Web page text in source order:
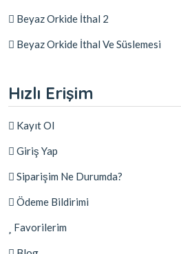
Beyaz Orkide İthal 2
Beyaz Orkide İthal Ve Süslemesi
Hızlı Erişim
Kayıt Ol
Giriş Yap
Siparişim Ne Durumda?
Ödeme Bildirimi
Favorilerim